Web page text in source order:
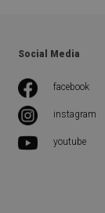
Social Media
facebook
instagram
youtube